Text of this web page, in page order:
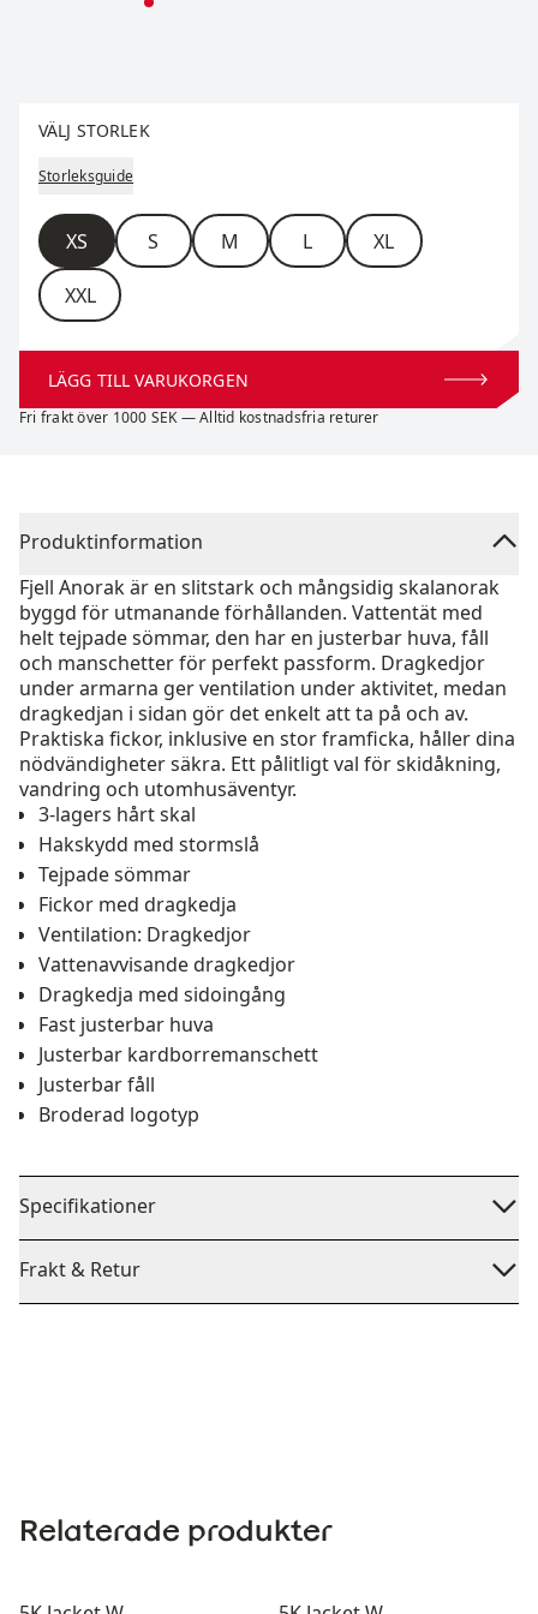
Välj storlek
VÄLJ STORLEK
Storleksguide
Storlek
XS S M L XL
XXL
LÄGG TILL VARUKORGEN
Fri frakt över 1000 SEK — Alltid kostnadsfria returer
Produktinformation
Fjell Anorak är en slitstark och mångsidig skalanorak
byggd för utmanande förhållanden. Vattentät med
helt tejpade sömmar, den har en justerbar huva, fåll
och manschetter för perfekt passform. Dragkedjor
under armarna ger ventilation under aktivitet, medan
dragkedjan i sidan gör det enkelt att ta på och av.
Praktiska fickor, inklusive en stor framficka, håller dina
nödvändigheter säkra. Ett pålitligt val för skidåkning,
vandring och utomhusäventyr.
3-lagers hårt skal
Hakskydd med stormslå
Tejpade sömmar
Fickor med dragkedja
Ventilation: Dragkedjor
Vattenavvisande dragkedjor
Dragkedja med sidoingång
Fast justerbar huva
Justerbar kardborremanschett
Justerbar fåll
Broderad logotyp
Specifikationer
Frakt & Retur
Relaterade produkter